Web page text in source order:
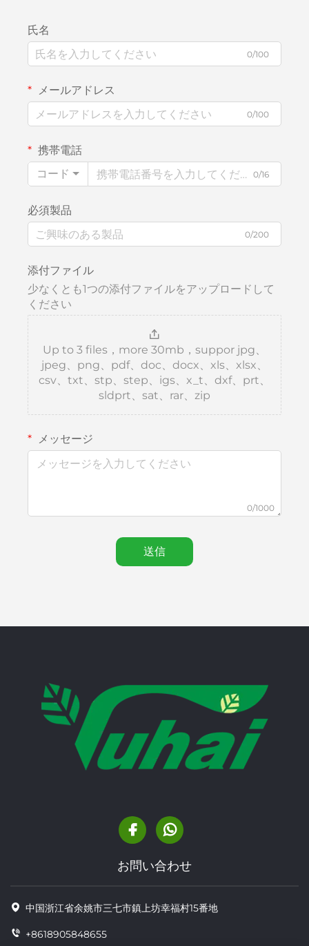
氏名
0/100
メールアドレス
0/100
携帯電話
コード
0/16
必須製品
0/200
添付ファイル
少なくとも1つの添付ファイルをアップロードして
ください
Up to 3 files，more 30mb，suppor jpg、
jpeg、png、pdf、doc、docx、xls、xlsx、
csv、txt、stp、step、igs、x_t、dxf、prt、
sldprt、sat、rar、zip
メッセージ
0/1000
送信
お問い合わせ
中国浙江省余姚市三七市鎮上坊幸福村15番地
+8618905848655